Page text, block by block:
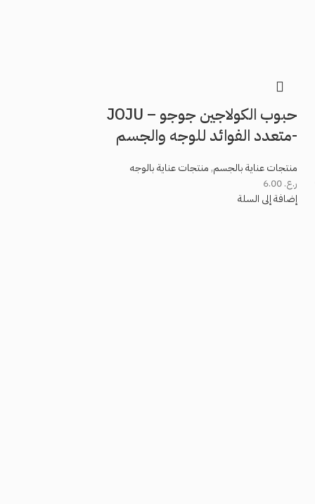
حبوب الكولاجين جوجو – JOJU
-متعدد الفوائد للوجه والجسم
منتجات عناية بالجسم, منتجات عناية بالوجه
ر.ع.6.00
إضافة إلى السلة